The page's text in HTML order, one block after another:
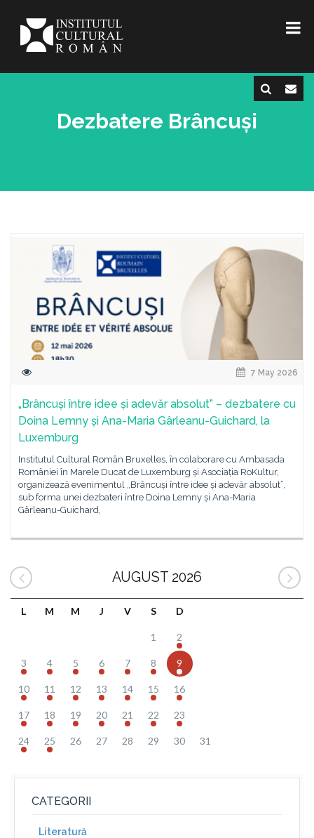
Dezbatere Brâncuși
7 May 2026
„Brâncuși între idee și adevăr absolut” – dezbatere cu
Doina Lemny și Ana-Maria Gârleanu-Guichard, la
Luxemburg
Institutul Cultural Român Bruxelles, în colaborare cu Ambasada
României în Marele Ducat de Luxemburg și Asociația RoKultur,
organizează evenimentul „Brâncuși între idee și adevăr absolut”,
sub forma unei dezbateri între Doina Lemny și Ana-Maria
Gârleanu-Guichard,
AUGUST 2026
L M M J V S D
1 2
3 4 5 6 7 8 9
10 11 12 13 14 15 16
17 18 19 20 21 22 23
24 25 26 27 28 29 30 31
CATEGORII
Literatură